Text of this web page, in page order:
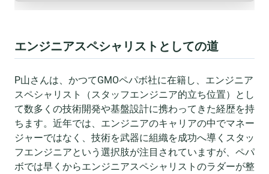
エンジニアスペシャリストとしての道
P山さんは、かつてGMOペパボ社に在籍し、エンジニア
スペシャリスト（スタッフエンジニア的立ち位置）とし
て数多くの技術開発や基盤設計に携わってきた経歴を持
ちます。近年では、エンジニアのキャリアの中でマネー
ジャーではなく、技術を武器に組織を成功へ導くスタッ
フエンジニアという選択肢が注目されていますが、ペパ
ボでは早くからエンジニアスペシャリストのラダーが整